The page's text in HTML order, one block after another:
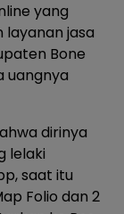
yang
jasa
Bone
uangnya
dirinya
lelaki
saat itu
Folio dan 2